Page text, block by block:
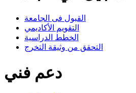
القبول فى الجامعة
التقويم الأكاديمي
الخطط الدراسية
التحقق من وثيقة التخرج
دعم فني